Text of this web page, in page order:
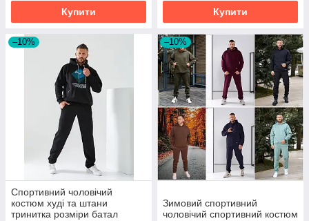
Купити Купити
–10%
Спортивний чоловічий
костюм худі та штани
тринитка розміри батал
–10%
Зимовий спортивний
чоловічий спортивний костюм